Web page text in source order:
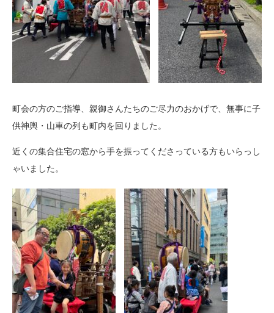
町会の方のご指導、親御さんたちのご尽力のおかげで、無事に子
供神輿・山車の列も町内を回りました。
近くの集合住宅の窓から手を振ってくださっている方もいらっし
ゃいました。